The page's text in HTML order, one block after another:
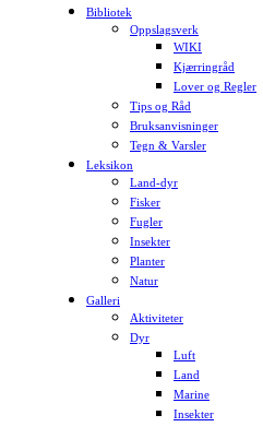
Bibliotek
Oppslagsverk
WIKI
Kjærringråd
Lover og Regler
Tips og Råd
Bruksanvisninger
Tegn & Varsler
Leksikon
Land-dyr
Fisker
Fugler
Insekter
Planter
Natur
Galleri
Aktiviteter
Dyr
Luft
Land
Marine
Insekter